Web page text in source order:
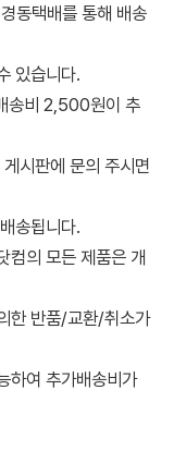
동택배를 통해 배송
있습니다.
송비 2,500원이 추
시판에 문의 주시면
송됩니다.
컴의 모든 제품은 개
한 반품/교환/취소가
하여 추가배송비가